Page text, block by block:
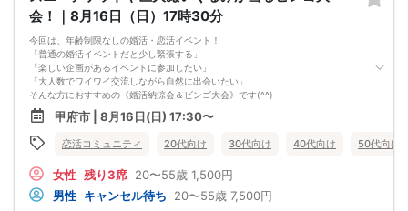
の回数≫に応じてキャンセル処理費が発生いたします。
頂きます）
申し込み完了はメールにて送らせて頂いております。メールが届かない場合（Ｐ
Ｃからの受信拒否設定やセキュリティレベルなど）は必ず再度問い合わせをする
ようにお願いいたします。
メールの確認ミスによるキャンセルはキャンセル料発生対象となってしまいま
す。ご注意ください。
会！｜8月16日（日）17時30分
今回は、年齢制限なしの婚活・恋活イベント！
「普通の婚活イベントだと少し緊張する」
「楽しい企画があるイベントに参加したい」
「大人数でワイワイ交流しながら自然に出会いたい」
そんな方におすすめの《婚活納涼会＆ビンゴ大会》です(^^)
🎁 ビンゴ大会で、初対面でも自然に盛り上がる！
ディズニーチケットや巨大ぬいぐるみなど、当たったら嬉しい景品をご用意予定
です。ビンゴ大会があることで、会場全体に一体感が生まれやすく、初対面でも
笑顔や会話のきっかけが自然に増えます。
グループトークや席替えを通して、いろいろな方と交流しやすいイベントです。
かしこまりすぎない雰囲気なので、初参加の方やお一人参加の方にもおすすめで
す。
甲府市 | 8月16日(日) 17:30〜
恋活コミュニティ 20代向け 30代向け 40代向け 50代向け
女性 残り3席 20〜55歳 1,500円
男性 キャンセル待ち 20〜55歳 7,500円